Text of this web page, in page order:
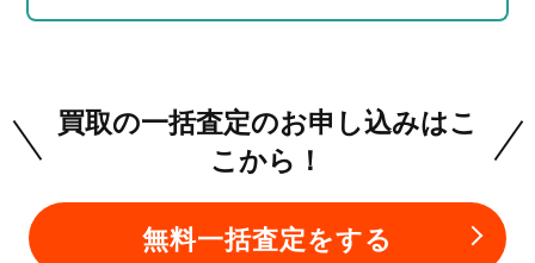
買取の一括査定のお申し込みはこ
こから！
無料一括査定をする